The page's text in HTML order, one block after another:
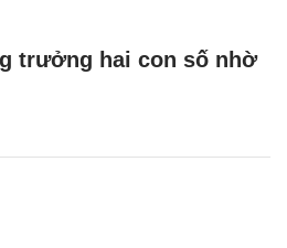
trưởng hai con số nhờ